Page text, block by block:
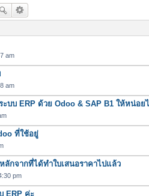
am
am
บบ ERP ด้วย Odoo & SAP B1 ให้หน่อย
ที่ใช้อยู่
กจากที่ได้ทำใบเสนอราคาไปแล้ว
pm
ERP ค่ะ